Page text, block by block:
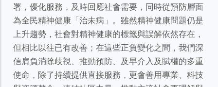
署，優化服務，及時回應社會需要，同時從預防層面
為全民精神健康「治未病」。雖然精神健康問題仍是
上升趨勢，社會對精神健康的標籤與誤解依然存在，
但相比以往已有改善；在這些正負變化之間，我們深
信肩負消除歧視、推動預防、及早介入及賦權的多重
使命，除了持續提供直接服務，更會善用專業、科技